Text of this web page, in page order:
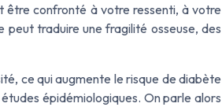
être confronté à votre ressenti, à votre
peut traduire une fragilité osseuse, des
ce qui augmente le risque de diabète
épidémiologiques. On parle alors